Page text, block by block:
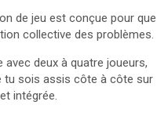
de jeu est conçue pour que
collective des problèmes.
deux à quatre joueurs,
tu sois assis côte à côte sur
intégrée.